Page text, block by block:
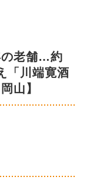
の老舗…約
「川端寛酒
山】